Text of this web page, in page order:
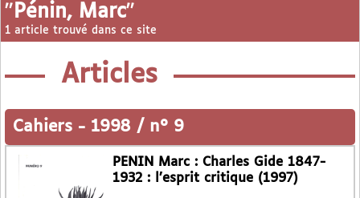
" Pénin, Marc"
1 article trouvé dans ce site
Articles
Cahiers - 1998 / n° 9
PENIN Marc : Charles Gide 1847-
1932 : l’esprit critique (1997)